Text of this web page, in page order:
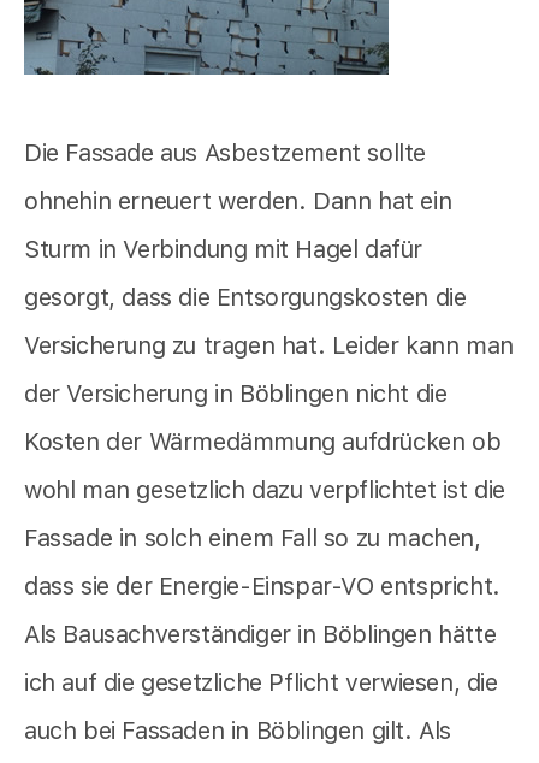
Die Fassade aus Asbestzement sollte
ohnehin erneuert werden. Dann hat ein
Sturm in Verbindung mit Hagel dafür
gesorgt, dass die Entsorgungskosten die
Versicherung zu tragen hat. Leider kann man
der Versicherung in Böblingen nicht die
Kosten der Wärmedämmung aufdrücken ob
wohl man gesetzlich dazu verpflichtet ist die
Fassade in solch einem Fall so zu machen,
dass sie der Energie-Einspar-VO entspricht.
Als Bausachverständiger in Böblingen hätte
ich auf die gesetzliche Pflicht verwiesen, die
auch bei Fassaden in Böblingen gilt. Als